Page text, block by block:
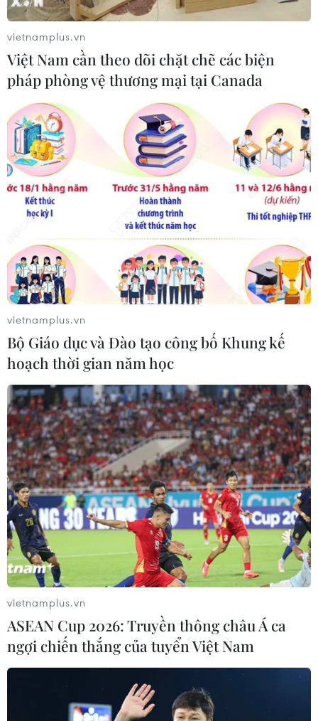
Kỳ vọng tăng trưởng tín dụng ở TP.HCM
phục hồi khi 'bình thường mới'
29/09/2021 02:05
Với tình hình dịch COVID-19 đang dần được kiểm soát,
cộng thêm kế hoạch mở cửa lại nền kinh tế, tăng trưởng
tín dụng trên địa bàn Thành phố Hồ Chí Minh được dự
báo sẽ phục hồi trở lại trong quý 4.
Nông sản Việt Nam trước cơ hội lớn xuất
khẩu vào thị trường Anh
29/09/2021 02:50
Trong sáu tháng đầu năm nay sau khi Hiệp định
UKVFTA có hiệu lực, kim ngạch thương mại song
phương Việt-Anh đã có sự bứt phá ngoạn mục với tổng
vietnamplus.vn
Việt Nam cần theo dõi chặt chẽ các biện
pháp phòng vệ thương mại tại Canada
vietnamplus.vn
Bộ Giáo dục và Đào tạo công bố Khung kế
hoạch thời gian năm học
vietnamplus.vn
ASEAN Cup 2026: Truyền thông châu Á ca
ngợi chiến thắng của tuyển Việt Nam